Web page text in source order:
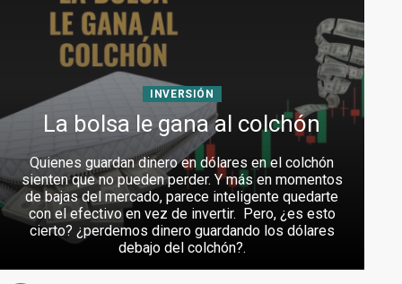
INVERSIÓN
La bolsa le gana al colchón
Quienes guardan dinero en dólares en el colchón
sienten que no pueden perder. Y más en momentos
de bajas del mercado, parece inteligente quedarte
con el efectivo en vez de invertir. Pero, ¿es esto
cierto? ¿perdemos dinero guardando los dólares
debajo del colchón?.